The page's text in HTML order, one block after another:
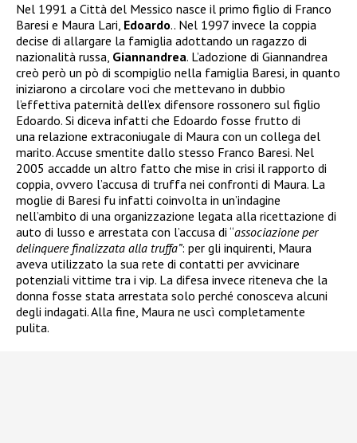
Nel 1991 a Città del Messico nasce il primo figlio di Franco
Baresi e Maura Lari, Edoardo.. Nel 1997 invece la coppia
decise di allargare la famiglia adottando un ragazzo di
nazionalità russa, Giannandrea. L’adozione di Giannandrea
creò però un pò di scompiglio nella famiglia Baresi, in quanto
iniziarono a circolare voci che mettevano in dubbio
l’effettiva paternità dell’ex difensore rossonero sul figlio
Edoardo. Si diceva infatti che Edoardo fosse frutto di
una relazione extraconiugale di Maura con un collega del
marito. Accuse smentite dallo stesso Franco Baresi. Nel
2005 accadde un altro fatto che mise in crisi il rapporto di
coppia, ovvero l’accusa di truffa nei confronti di Maura. La
moglie di Baresi fu infatti coinvolta in un’indagine
nell’ambito di una organizzazione legata alla ricettazione di
auto di lusso e arrestata con l’accusa di “associazione per
delinquere finalizzata alla truffa”: per gli inquirenti, Maura
aveva utilizzato la sua rete di contatti per avvicinare
potenziali vittime tra i vip. La difesa invece riteneva che la
donna fosse stata arrestata solo perché conosceva alcuni
degli indagati. Alla fine, Maura ne uscì completamente
pulita.